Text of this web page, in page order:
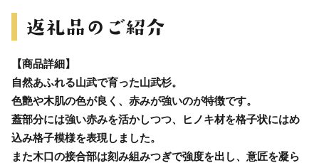
【商品詳細】
自然あふれる山武で育った山武杉。
色艶や木肌の色が良く、赤みが強いのが特徴です。
蓋部分には強い赤みを活かしつつ、ヒノキ材を格子状にはめ
込み格子模様を表現しました。
また木口の接合部は刻み組みつぎで強度を出し、意匠を凝ら